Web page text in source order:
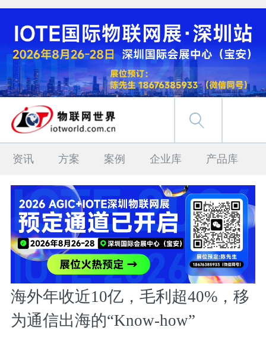
资讯 方案 案例 企业库 产品库
海外年收近10亿，毛利超40%，移
为通信出海的“Know-how”